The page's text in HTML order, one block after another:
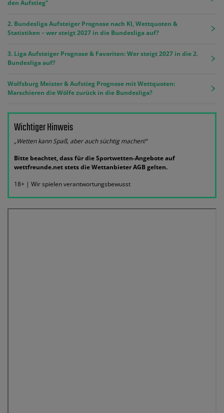
den Aufstieg“
2. Bundesliga Aufsteiger Prognose nach KI, Wettquoten &
Statistiken – wer steigt 2027 in die Bundesliga auf?
3. Liga Aufsteiger Prognose & Favoriten: Wer steigt 2027 in die 2.
Bundesliga auf?
Wolfsburg Meister & Aufstieg Prognose mit Wettquoten:
Marschieren die Wölfe zurück in die Bundesliga?
Wichtiger Hinweis
„Wetten kann Spaß, aber auch süchtig machen!“
Bitte beachtet, dass für die Sportwetten-Angebote auf
wettfreunde.net stets die Wettanbieter AGB gelten.
18+ | Wir spielen verantwortungsbewusst